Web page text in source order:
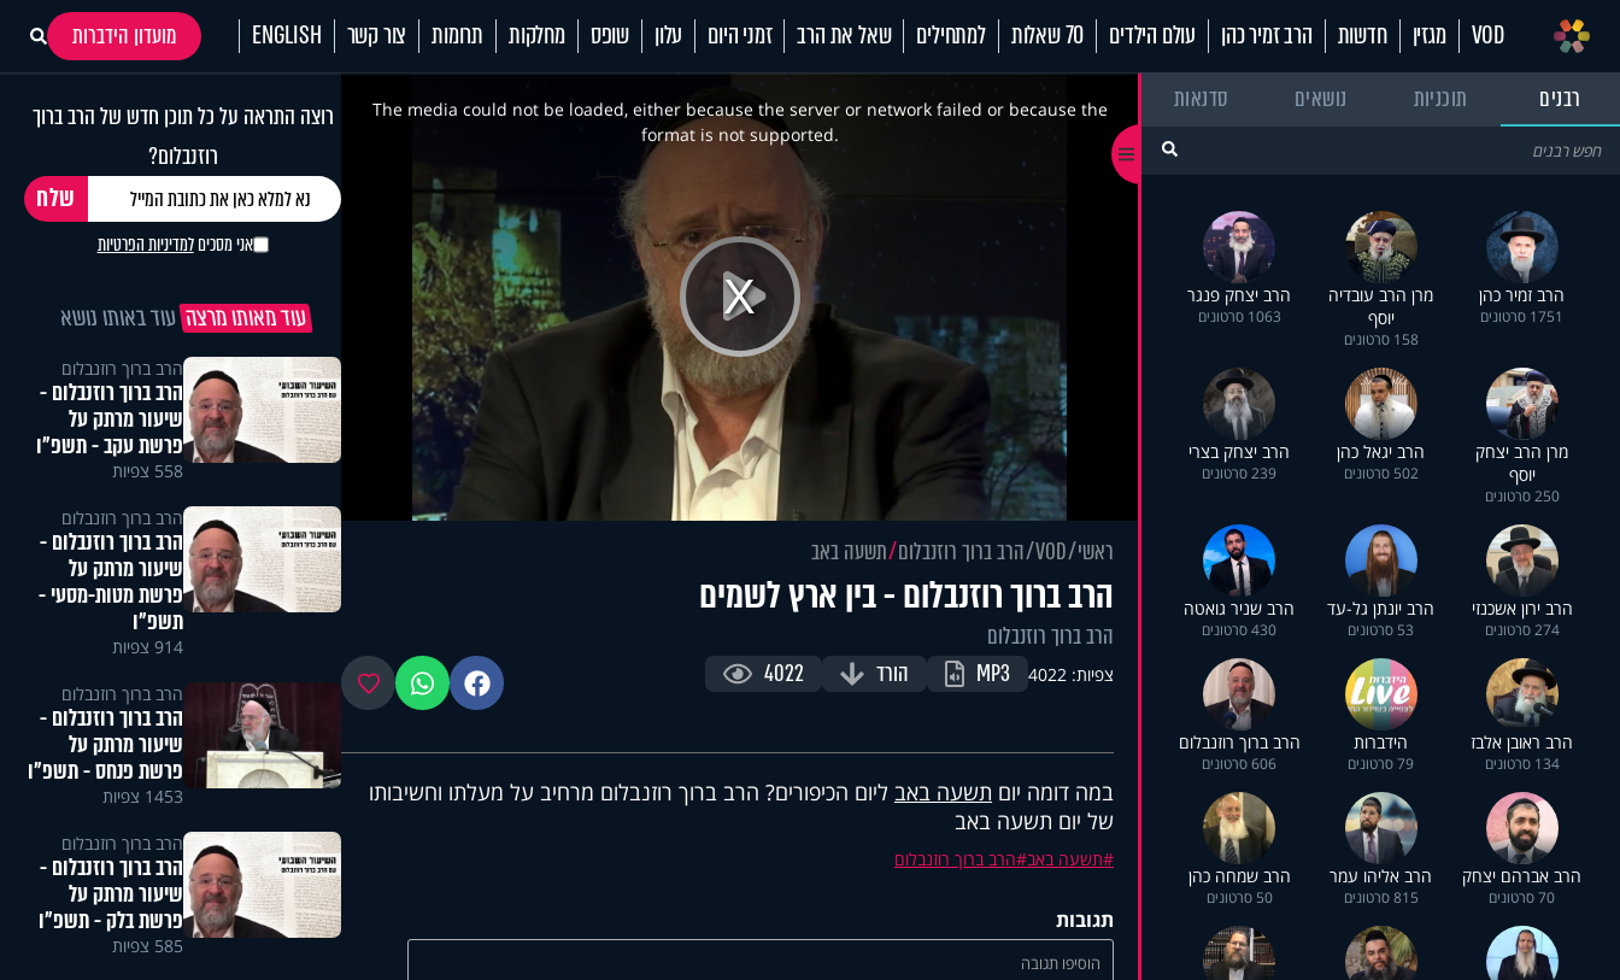
VOD מגזין חדשות הרב זמיר כהן עולם הילדים 70 שאלות למתחילים שאל את הרב זמני היום עלון שופס מחלקות תרומות צור קשר ENGLISH
מועדון הידברות
רבנים
תוכניות נושאים סדנאות
הרב זמיר כהן
1751 סרטונים
מרן הרב עובדיה
יוסף
158 סרטונים
הרב יצחק פנגר
1063 סרטונים
מרן הרב יצחק
יוסף
250 סרטונים
הרב יגאל כהן
502 סרטונים
הרב יצחק בצרי
239 סרטונים
הרב ירון אשכנזי
274 סרטונים
הרב יונתן גל-עד
53 סרטונים
הרב שניר גואטה
430 סרטונים
הרב ראובן אלבז
134 סרטונים
הידברות
79 סרטונים
הרב ברוך רוזנבלום
606 סרטונים
הרב אברהם יצחק
70 סרטונים
הרב אליהו עמר
815 סרטונים
הרב שמחה כהן
50 סרטונים
Play
Video
This
modalThe media could not be loaded, either because the server or network failed or because the
format is not supported.
ראשי VOD הרב ברוך רוזנבלום תשעה באב
הרב ברוך רוזנבלום - בין ארץ לשמים
הרב ברוך רוזנבלום
צפיות: 4022 MP3 הורד 4022 פייסבוקווטסאפ מועדפים
במה דומה יום תשעה באב ליום הכיפורים? הרב ברוך רוזנבלום מרחיב על מעלתו וחשיבותו
של יום תשעה באב
תשעה באב הרב ברוך רוזנבלום
תגובות
הוסיפו תגובה
רוצה התראה על כל תוכן חדש של הרב ברוך
רוזנבלום?
אני מסכיםלמדיניות הפרטיות
עוד מאותו מרצה עוד באותו נושא
הרב ברוך רוזנבלום
הרב ברוך רוזנבלום -
שיעור מרתק על
פרשת עקב - תשפ"ו
558 צפיות
הרב ברוך רוזנבלום
הרב ברוך רוזנבלום -
שיעור מרתק על
פרשת מטות-מסעי -
תשפ"ו
914 צפיות
הרב ברוך רוזנבלום
הרב ברוך רוזנבלום -
שיעור מרתק על
פרשת פנחס - תשפ"ו
1453 צפיות
הרב ברוך רוזנבלום
הרב ברוך רוזנבלום -
שיעור מרתק על
פרשת בלק - תשפ"ו
585 צפיות